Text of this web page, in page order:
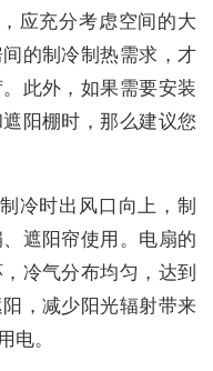
充分考虑空间的大
的制冷制热需求，才
此外，如果需要安装
阳棚时，那么建议您
时出风口向上，制
遮阳帘使用。电扇的
冷气分布均匀，达到
，减少阳光辐射带来
。